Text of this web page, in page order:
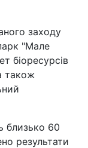
заходу
"Мале
біоресурсів
також
близько 60
результати